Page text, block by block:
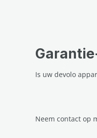
Is uw devolo
Neem contact op